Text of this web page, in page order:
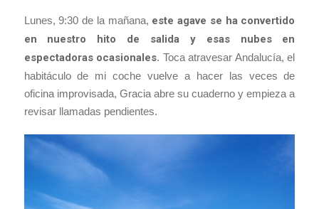
Lunes, 9:30 de la mañana, este agave se ha convertido
en nuestro hito de salida y esas nubes en
espectadoras ocasionales. Toca atravesar Andalucía, el
habitáculo de mi coche vuelve a hacer las veces de
oficina improvisada, Gracia abre su cuaderno y empieza a
revisar llamadas pendientes.